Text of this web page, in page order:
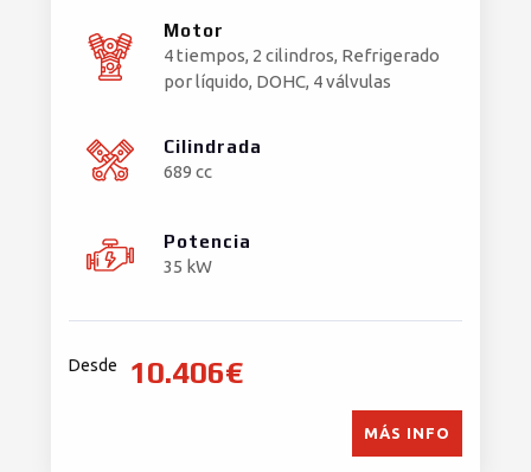
Motor
4 tiempos, 2 cilindros, Refrigerado
por líquido, DOHC, 4 válvulas
Cilindrada
689 cc
Potencia
35 kW
Desde 10.406€
MÁS INFO